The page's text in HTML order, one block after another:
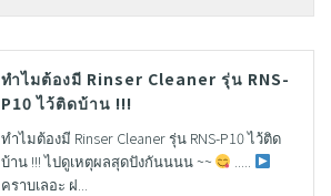
ทำไมต้องมี Rinser Cleaner รุ่น RNS-
P10 ไว้ติดบ้าน !!!
ทำไมต้องมี Rinser Cleaner รุ่น RNS-P10 ไว้ติด
บ้าน !!! ไปดูเหตุผลสุดปังกันนนน ~~
.....
คราบเลอะ ฝ...